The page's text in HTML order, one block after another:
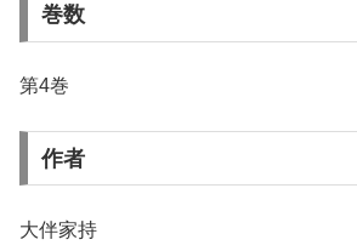
巻数
第4巻
作者
大伴家持